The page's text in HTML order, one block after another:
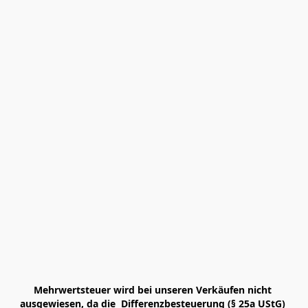
Mehrwertsteuer wird bei unseren Verkäufen nicht
ausgewiesen, da die  Differenzbesteuerung (§ 25a UStG)